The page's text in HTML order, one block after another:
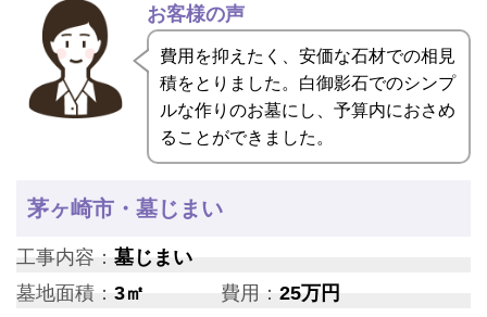
お客様の声
費用を抑えたく、安価な石材での相見
積をとりました。白御影石でのシンプ
ルな作りのお墓にし、予算内におさめ
ることができました。
茅ヶ崎市・墓じまい
工事内容： 墓じまい
墓地面積： 3㎡ 費用：25万円